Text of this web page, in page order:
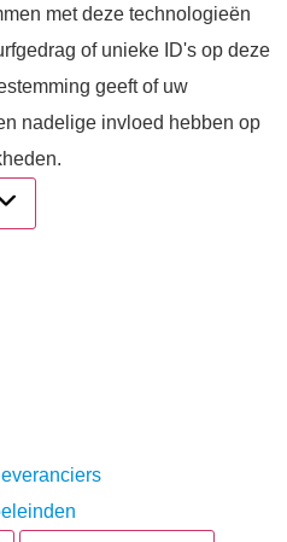
met deze technologieën
of unieke ID's op deze
geeft of uw
nadelige invloed hebben op